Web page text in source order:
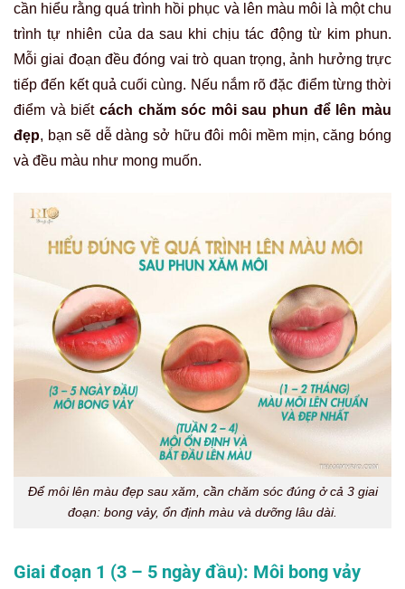
cần hiểu rằng quá trình hồi phục và lên màu môi là một chu
trình tự nhiên của da sau khi chịu tác động từ kim phun.
Mỗi giai đoạn đều đóng vai trò quan trọng, ảnh hưởng trực
tiếp đến kết quả cuối cùng. Nếu nắm rõ đặc điểm từng thời
điểm và biết cách chăm sóc môi sau phun để lên màu
đẹp, bạn sẽ dễ dàng sở hữu đôi môi mềm mịn, căng bóng
và đều màu như mong muốn.
Để môi lên màu đẹp sau xăm, cần chăm sóc đúng ở cả 3 giai
đoạn: bong vảy, ổn định màu và dưỡng lâu dài.
Giai đoạn 1 (3 – 5 ngày đầu): Môi bong vảy